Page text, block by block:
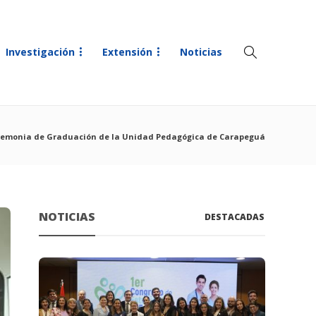
Investigación Extensión Noticias
de Graduación de la Unidad Pedagógica de Carapeguá
NOTICIAS DESTACADAS